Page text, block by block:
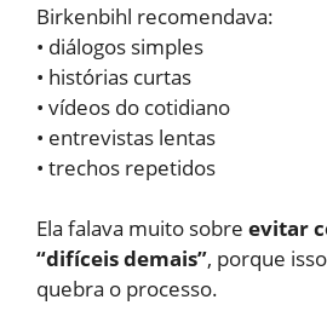
Birkenbihl recomendava:
• diálogos simples
• histórias curtas
• vídeos do cotidiano
• entrevistas lentas
• trechos repetidos
Ela falava muito sobre evitar
“difíceis demais”, porque
quebra o processo.